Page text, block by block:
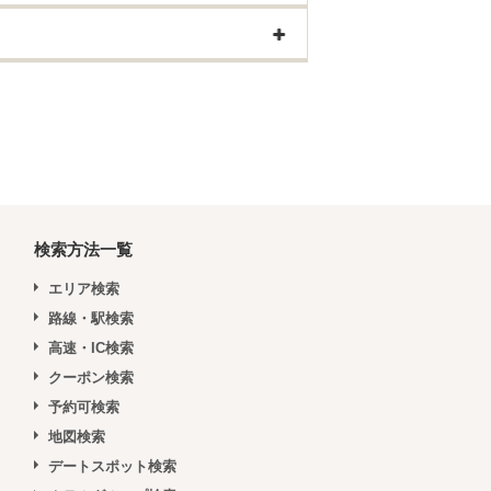
検索方法一覧
エリア検索
路線・駅検索
高速・IC検索
クーポン検索
予約可検索
地図検索
デートスポット検索